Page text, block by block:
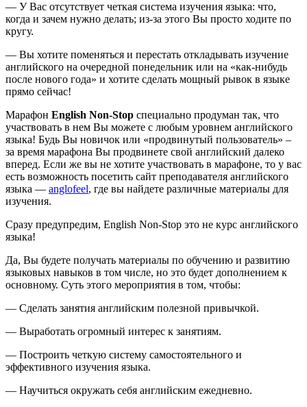
— У Вас отсутствует четкая система изучения языка: что,
когда и зачем нужно делать; из-за этого Вы просто ходите по
кругу.
— Вы хотите поменяться и перестать откладывать изучение
английского на очередной понедельник или на «как-нибудь
после нового года» и хотите сделать мощный рывок в языке
прямо сейчас!
Марафон English Non-Stop специально продуман так, что
участвовать в нем Вы можете с любым уровнем английского
языка! Будь Вы новичок или «продвинутый пользователь» –
за время марафона Вы продвинете свой английский далеко
вперед. Если же вы не хотите участвовать в марафоне, то у вас
есть возможность посетить сайт преподавателя английского
языка — anglofeel, где вы найдете различные материалы для
изучения.
Сразу предупредим, English Non-Stop это не курс английского
языка!
Да, Вы будете получать материалы по обучению и развитию
языковых навыков в том числе, но это будет дополнением к
основному. Суть этого мероприятия в том, чтобы:
— Сделать занятия английским полезной привычкой.
— Выработать огромный интерес к занятиям.
— Построить четкую систему самостоятельного и
эффективного изучения языка.
— Научиться окружать себя английским ежедневно.